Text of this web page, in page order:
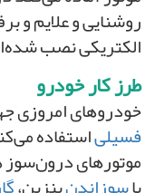
روشنایی و علایم و
الکتریکی نصب
طرز کار خودرو
خودروهای امروزی
فسیلیاستفاده
موتورهای